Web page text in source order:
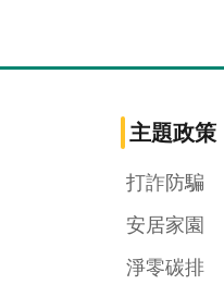
主題政策
打詐防騙
安居家園
淨零碳排